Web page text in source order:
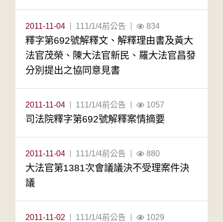
2011-11-04 111/1/4前公告 834
釋字第692號解釋文、解釋理由書及黃大
法官茂榮、陳大法官新民、羅大法官昌發
分別提出之協同意見書
2011-11-04 111/1/4前公告 1057
司法院釋字第692號解釋案情摘要
2011-11-04 111/1/4前公告 880
大法官第1381次會議議決不受理案件決
議
2011-11-02 111/1/4前公告 1029